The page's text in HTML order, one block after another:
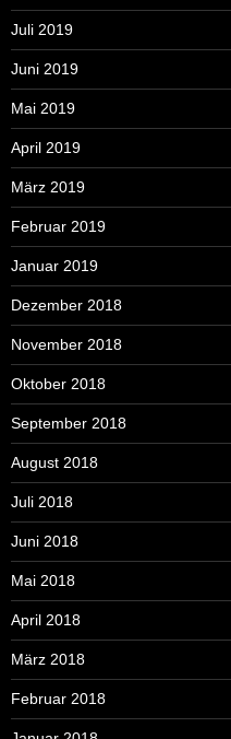
Juli 2019
Juni 2019
Mai 2019
April 2019
März 2019
Februar 2019
Januar 2019
Dezember 2018
November 2018
Oktober 2018
September 2018
August 2018
Juli 2018
Juni 2018
Mai 2018
April 2018
März 2018
Februar 2018